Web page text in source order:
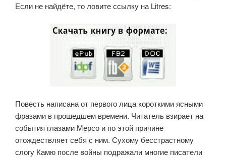
Если не найдёте, то ловите ссылку на Litres:
Повесть написана от первого лица короткими ясными
фразами в прошедшем времени. Читатель взирает на
события глазами Мерсо и по этой причине
отождествляет себя с ним. Сухому бесстрастному
слогу Камю после войны подражали многие писатели